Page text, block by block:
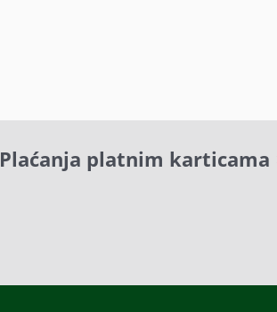
Plaćanja platnim karticama